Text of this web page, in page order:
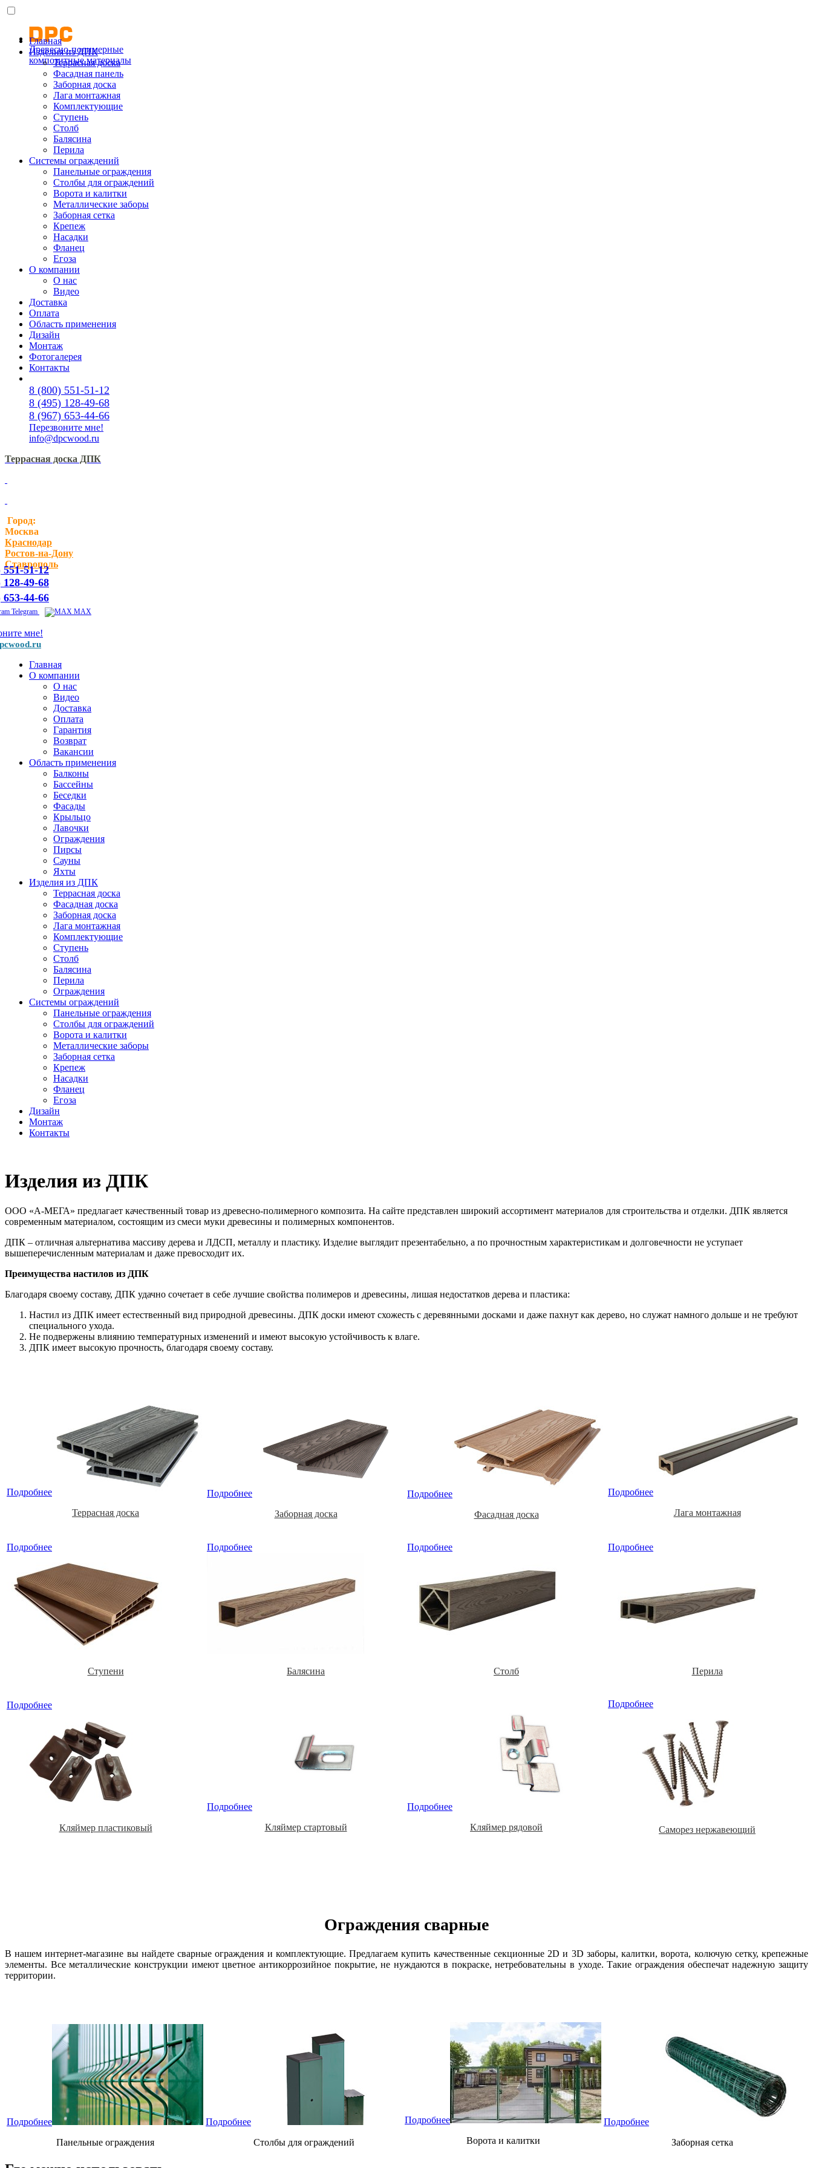
Древесно-полимерные
композитные материалы
Главная
Изделия из ДПК
Террасная доска
Фасадная панель
Заборная доска
Лага монтажная
Комплектующие
Ступень
Столб
Балясина
Перила
Системы ограждений
Панельные ограждения
Столбы для ограждений
Ворота и калитки
Металлические заборы
Заборная сетка
Крепеж
Насадки
Фланец
Егоза
О компании
О нас
Видео
Доставка
Оплата
Область применения
Дизайн
Монтаж
Фотогалерея
Контакты
8 (800) 551-51-12
8 (495) 128-49-68
8 (967) 653-44-66
Перезвоните мне!
info@dpcwood.ru
Террасная доска ДПК
Город:
Москва
Краснодар
Ростов-на-Дону
Ставрополь
551-51-12
128-49-68
653-44-66
Telegram MAX
мне!
Главная
О компании
О нас
Видео
Доставка
Оплата
Гарантия
Возврат
Вакансии
Область применения
Балконы
Бассейны
Беседки
Фасады
Крыльцо
Лавочки
Ограждения
Пирсы
Сауны
Яхты
Изделия из ДПК
Террасная доска
Фасадная доска
Заборная доска
Лага монтажная
Комплектующие
Ступень
Столб
Балясина
Перила
Ограждения
Системы ограждений
Панельные ограждения
Столбы для ограждений
Ворота и калитки
Металлические заборы
Заборная сетка
Крепеж
Насадки
Фланец
Егоза
Дизайн
Монтаж
Контакты
Изделия из ДПК
ООО «А-МЕГА» предлагает качественный товар из древесно-полимерного композита. На сайте представлен широкий ассортимент материалов для строительства и отделки. ДПК является
современным материалом, состоящим из смеси муки древесины и полимерных компонентов.
ДПК – отличная альтернатива массиву дерева и ЛДСП, металлу и пластику. Изделие выглядит презентабельно, а по прочностным характеристикам и долговечности не уступает
вышеперечисленным материалам и даже превосходит их.
Преимущества настилов из ДПК
Благодаря своему составу, ДПК удачно сочетает в себе лучшие свойства полимеров и древесины, лишая недостатков дерева и пластика:
Настил из ДПК имеет естественный вид природной древесины. ДПК доски имеют схожесть с деревянными досками и даже пахнут как дерево, но служат намного дольше и не требуют
специального ухода.
Не подвержены влиянию температурных изменений и имеют высокую устойчивость к влаге.
ДПК имеет высокую прочность, благодаря своему составу.
Подробнее
Террасная доска
Подробнее
Заборная доска
Подробнее
Фасадная доска
Подробнее
Лага монтажная
Подробнее
Ступени
Подробнее
Балясина
Подробнее
Столб
Подробнее
Перила
Подробнее
Кляймер пластиковый
Подробнее
Кляймер стартовый
Подробнее
Кляймер рядовой
Подробнее
Саморез нержавеющий
Ограждения сварные
В нашем интернет-магазине вы найдете сварные ограждения и комплектующие. Предлагаем купить качественные секционные 2D и 3D заборы, калитки, ворота, колючую сетку, крепежные
элементы. Все металлические конструкции имеют цветное антикоррозийное покрытие, не нуждаются в покраске, нетребовательны в уходе. Такие ограждения обеспечат надежную защиту
территории.
Подробнее
Панельные ограждения
Подробнее
Столбы для ограждений
Подробнее
Ворота и калитки
Подробнее
Заборная сетка